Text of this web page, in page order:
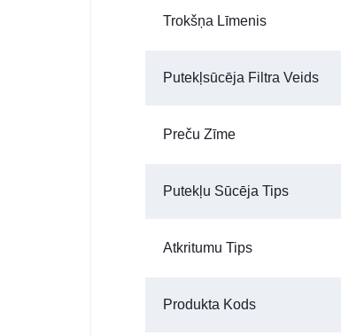
Trokšņa Līmenis
Putekļsūcēja Filtra Veids
Preču Zīme
Putekļu Sūcēja Tips
Atkritumu Tips
Produkta Kods